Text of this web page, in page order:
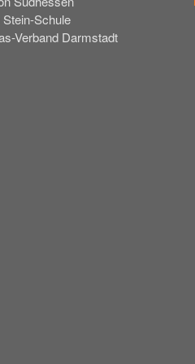
Stein-Schule
Verband Darmstadt